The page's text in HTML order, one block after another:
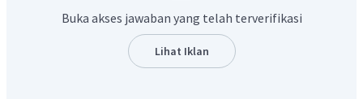
Buka akses jawaban yang telah terverifikasi
Lihat Iklan